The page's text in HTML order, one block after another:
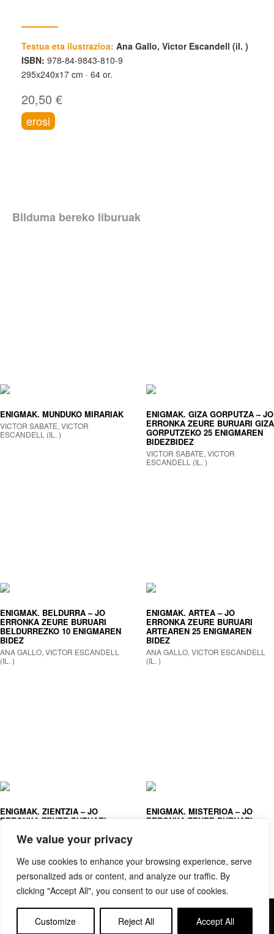
We value your privacy
We use cookies to enhance your browsing experience, serve
personalized ads or content, and analyze our traffic. By
clicking "Accept All", you consent to our use of cookies.
Customize Reject All Accept All
Testua eta ilustrazioa: Ana Gallo, Victor Escandell (il. )
ISBN: 978-84-9843-810-9
295x240x17 cm
64 or.
20,50 €
erosi
Bilduma bereko liburuak
ENIGMAK. MUNDUKO MIRARIAK
VICTOR SABATE, VICTOR
ESCANDELL (IL. )
ENIGMAK. GIZA GORPUTZA – JO
ERRONKA ZEURE BURUARI GIZA
GORPUTZEKO 25 ENIGMAREN
BIDEZBIDEZ
VICTOR SABATE, VICTOR
ESCANDELL (IL. )
ENIGMAK. BELDURRA – JO
ERRONKA ZEURE BURUARI
BELDURREZKO 10 ENIGMAREN
BIDEZ
ANA GALLO, VICTOR ESCANDELL
(IL. )
ENIGMAK. ARTEA – JO
ERRONKA ZEURE BURUARI
ARTEAREN 25 ENIGMAREN
BIDEZ
ANA GALLO, VICTOR ESCANDELL
(IL. )
ENIGMAK. ZIENTZIA – JO
ERRONKA ZEURE BURUARI
BIDEZ
ENIGMAK. MISTERIOA – JO
ERRONKA ZEURE BURUARI
(IL. )
Lege oharra
Cookie politika